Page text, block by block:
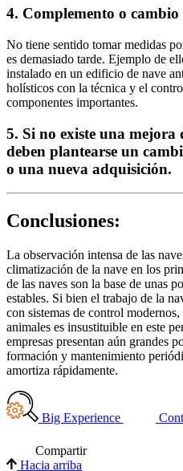
4. Complemento o
No tiene sentido tomar medidas
es demasiado tarde. Ejemplo de
instalado en un edificio de nave
holísticos con la técnica y el
componentes importantes.
5. Si no existe una
deben plantearse un
o una nueva adquisición.
Conclusiones:
La observación intensa de las
climatización de la nave en los
de las naves son la base de unas
estables. Si bien el trabajo de la
con sistemas de control
animales es insustituible en este
empresas presentan aún grandes
formación y mantenimiento
amortiza rápidamente.
Big Experience
Compartir
Hacia arriba